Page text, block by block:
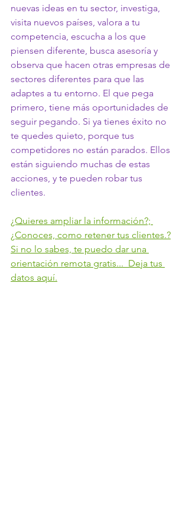
nuevas ideas en tu sector, investiga,
visita nuevos países, valora a tu
competencia, escucha a los que
piensen diferente, busca asesoría y
observa que hacen otras empresas de
sectores diferentes para que las
adaptes a tu entorno. El que pega
primero, tiene más oportunidades de
seguir pegando. Si ya tienes éxito no
te quedes quieto, porque tus
competidores no están parados. Ellos
están siguiendo muchas de estas
acciones, y te pueden robar tus
clientes.
¿Quieres ampliar la información?;
¿Conoces, como retener tus clientes.?
Si no lo sabes, te puedo dar una
orientación remota gratis...  Deja tus
datos aquí.